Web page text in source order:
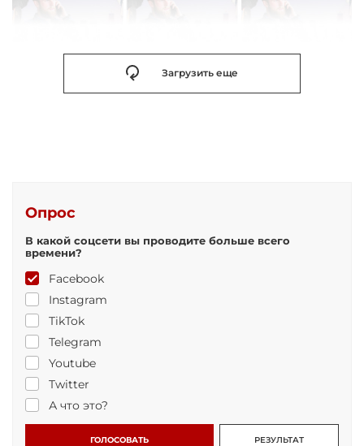
Загрузить еще
Опрос
В какой соцсети вы проводите больше всего
времени?
Facebook
Instagram
TikTok
Telegram
Youtube
Twitter
А что это?
ГОЛОСОВАТЬ РЕЗУЛЬТАТ